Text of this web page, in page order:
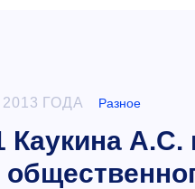
ГОДА Разное
Каукина А.С.